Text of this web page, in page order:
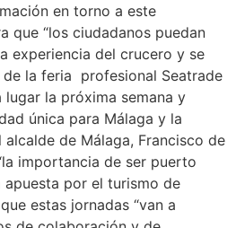
en torno a este
que “los ciudadanos puedan
experiencia del crucero y se
de la feria profesional Seatrade
lugar la próxima semana y
única para Málaga y la
alcalde de Málaga, Francisco de
importancia de ser puerto
apuesta por el turismo de
estas jornadas “van a